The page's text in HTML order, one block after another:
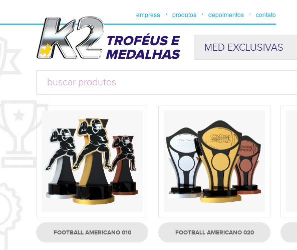
empresa produtos depoimentos contato
TROFÉUS E
MEDALHAS MED EXCLUSIVAS
FOOTBALL AMERICANO 010 FOOTBALL AMERICANO 020